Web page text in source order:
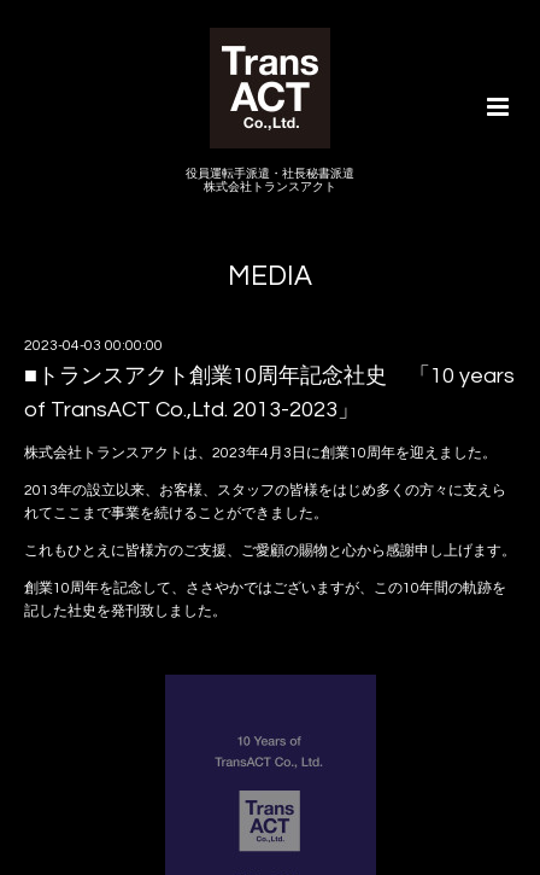
役員運転手派遣・社長秘書派遣
株式会社トランスアクト
MEDIA
2023-04-03 00:00:00
■トランスアクト創業10周年記念社史 「10 years
of TransACT Co.,Ltd. 2013-2023」
株式会社トランスアクトは、2023年4月3日に創業10周年を迎えました。
2013年の設立以来、お客様、スタッフの皆様をはじめ多くの方々に支えら
れてここまで事業を続けることができました。
これもひとえに皆様方のご支援、ご愛顧の賜物と心から感謝申し上げます。
創業10周年を記念して、ささやかではございますが、この10年間の軌跡を
記した社史を発刊致しました。